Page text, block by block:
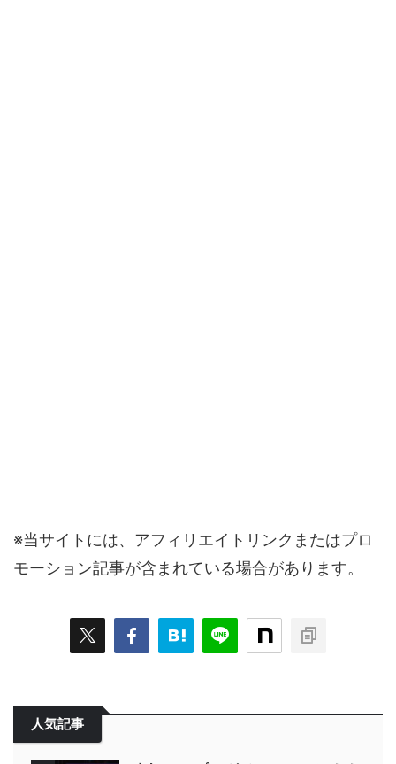
※当サイトには、アフィリエイトリンクまたはプロ
モーション記事が含まれている場合があります。
人気記事